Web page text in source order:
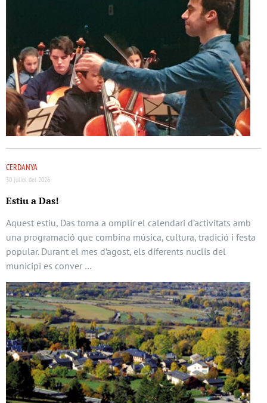
CERDANYA
30 juliol del 2026
Estiu a Das!
Aquest estiu, Das torna a omplir el calendari d’activitats amb
una programació que combina música, cultura, tradició i festa
popular. Durant el mes d’agost, els diferents nuclis del
municipi es conver …